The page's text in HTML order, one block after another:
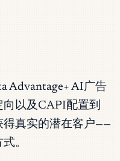
Advantage+ AI广告
以及CAPI配置到
得真实的潜在客户——
。